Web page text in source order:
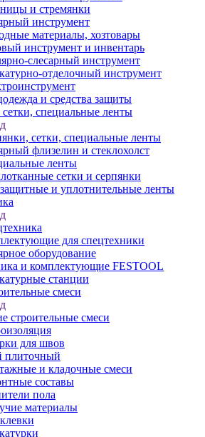
и стремянки
инструмент
материалы, хозтовары
инструмент и инвентарь
слесарный инструмент
отделочный инструмент
и средства защиты
специальные ленты
сетки, специальные ленты
флизелин и стеклохолст
ленты
сетки и серпянки
и уплотнительные ленты
для спецтехники
оборудование
и комплектующие FESTOOL
станции
смеси
строительные смеси
для швов
плиточный
и кладочные смеси
составы
пола
материалы